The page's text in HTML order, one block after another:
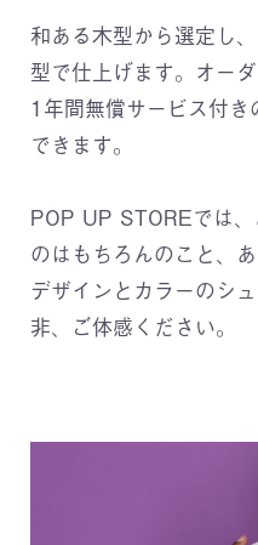
和ある木型から選定し
型で仕上げます。オー
1年間無償サービス付
できます。
POP UP STOREでは
のはもちろんのこと、
デザインとカラーのシ
非、ご体感ください。